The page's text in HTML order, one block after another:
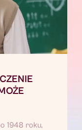
1948 roku,